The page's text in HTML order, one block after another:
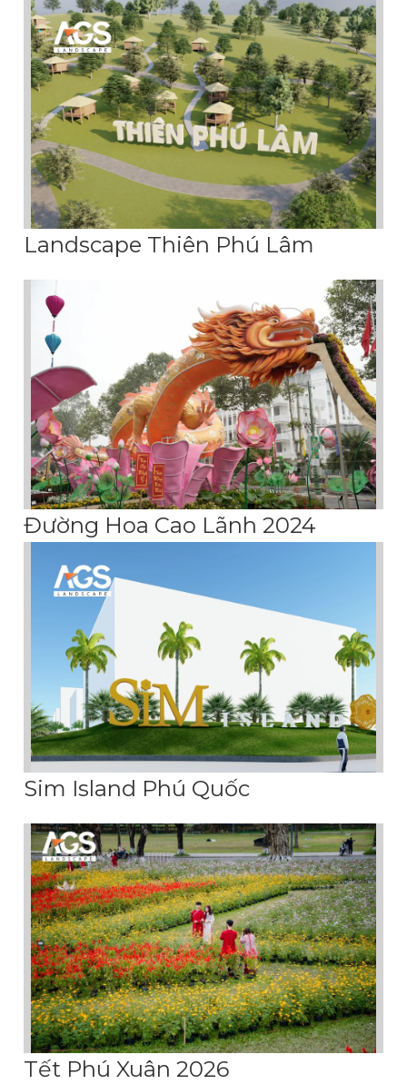
Landscape Thiên Phú Lâm
Đường Hoa Cao Lãnh 2024
Sim Island Phú Quốc
Tết Phú Xuân 2026